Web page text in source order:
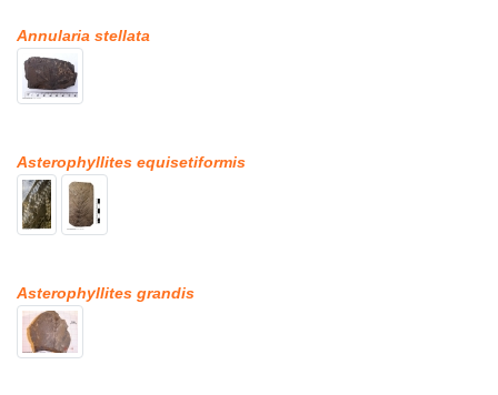
Annularia stellata
Asterophyllites equisetiformis
Asterophyllites grandis